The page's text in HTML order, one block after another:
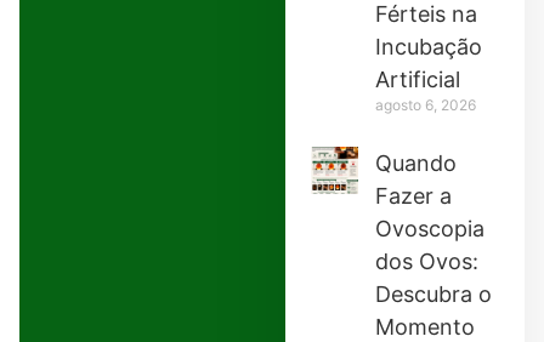
Férteis na
Incubação
Artificial
agosto 6, 2026
Quando
Fazer a
Ovoscopia
dos Ovos:
Descubra o
Momento